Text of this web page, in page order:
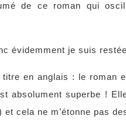
de ce roman qui
évidemment je suis
en anglais : le roman
absolument superbe !
cela ne m’étonne pas